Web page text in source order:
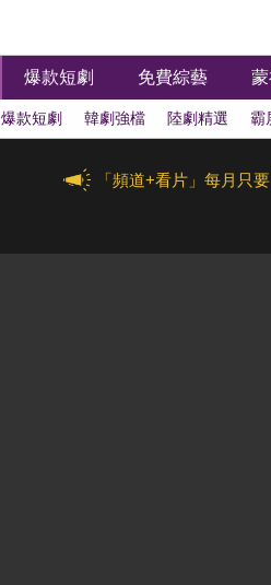
爆款短劇 免費綜藝
爆款短劇 韓劇強檔 陸劇精選 霸
「頻道+看片」每月只